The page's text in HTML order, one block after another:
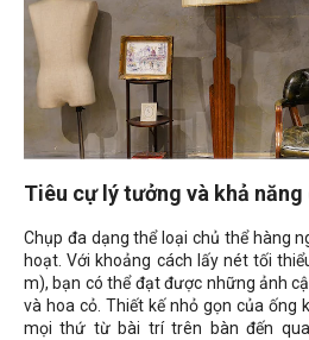
Tiêu cự lý tưởng và khả năng
Chụp đa dạng thể loại chủ thể hàng
hoạt. Với khoảng cách lấy nét tối
m), bạn có thể đạt được những ảnh
và hoa cỏ. Thiết kế nhỏ gọn của ống
mọi thứ từ bài trí trên bàn đến